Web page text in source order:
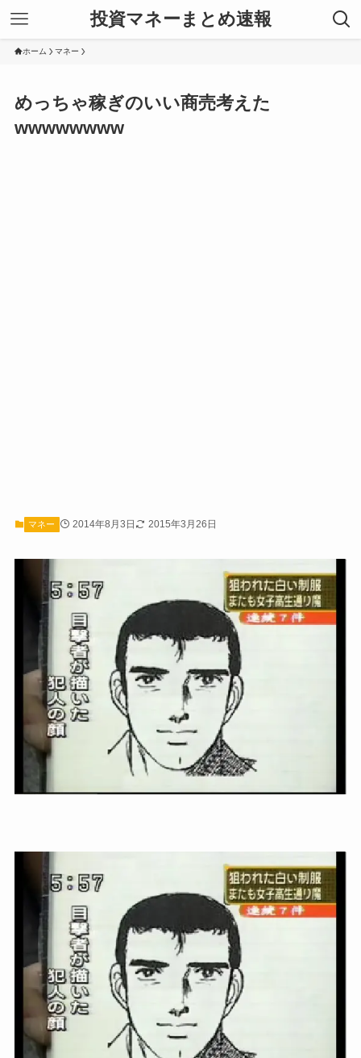
投資マネーまとめ速報
ホーム マネー
めっちゃ稼ぎのいい商売考えた
wwwwwwww
マネー 2014年8月3日 2015年3月26日